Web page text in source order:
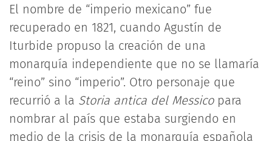
El nombre de “imperio mexicano” fue
recuperado en 1821, cuando Agustín de
Iturbide propuso la creación de una
monarquía independiente que no se llamaría
“reino” sino “imperio”. Otro personaje que
recurrió a la Storia antica del Messicopara
nombrar al país que estaba surgiendo en
medio de la crisis de la monarquía española